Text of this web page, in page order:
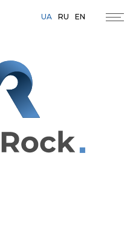
UA RU EN